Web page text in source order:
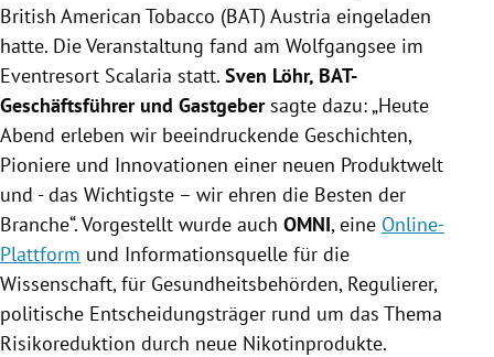
British American Tobacco (BAT) Austria eingeladen
hatte. Die Veranstaltung fand am Wolfgangsee im
Eventresort Scalaria statt. Sven Löhr, BAT-
Geschäftsführer und Gastgebersagte dazu: „Heute
Abend erleben wir beeindruckende Geschichten,
Pioniere und Innovationen einer neuen Produktwelt
und - das Wichtigste – wir ehren die Besten der
Branche“. Vorgestellt wurde auch OMNI, eine Online-
Plattform und Informationsquelle für die
Wissenschaft, für Gesundheitsbehörden, Regulierer,
politische Entscheidungsträger rund um das Thema
Risikoreduktion durch neue Nikotinprodukte.